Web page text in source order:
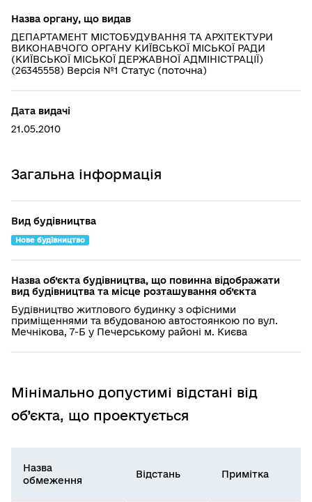
Назва органу, що видав
ДЕПАРТАМЕНТ МІСТОБУДУВАННЯ ТА АРХІТЕКТУРИ
ВИКОНАВЧОГО ОРГАНУ КИЇВСЬКОЇ МІСЬКОЇ РАДИ
(КИЇВСЬКОЇ МІСЬКОЇ ДЕРЖАВНОЇ АДМІНІСТРАЦІЇ)
(26345558) Версія №1 Статус (поточна)
Дата видачі
21.05.2010
Загальна інформація
Вид будівництва
Нове будівництво
Назва об’єкта будівництва, що повинна відображати
вид будівництва та місце розташування об’єкта
Будівництво житлового будинку з офісними
приміщеннями та вбудованою автостоянкою по вул.
Мечнікова, 7-Б у Печерському районі м. Києва
Мінімально допустимі відстані від
об’єкта, що проектується
Назва
обмеження
Відстань Примітка